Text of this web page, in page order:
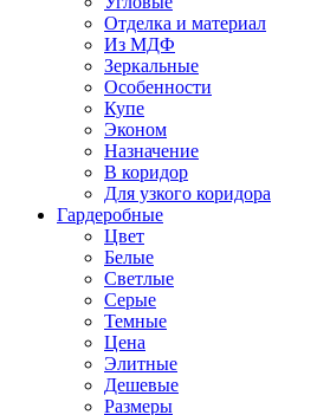
Отделка и материал
Из МДФ
Зеркальные
Особенности
Купе
Эконом
Назначение
В коридор
Для узкого коридора
Гардеробные
Цвет
Белые
Светлые
Серые
Темные
Цена
Элитные
Дешевые
Размеры